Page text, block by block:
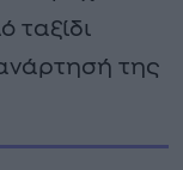
ταξίδι
της